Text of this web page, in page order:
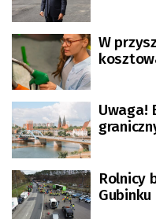
W
Uwaga!
Rolnicy
Gubinku